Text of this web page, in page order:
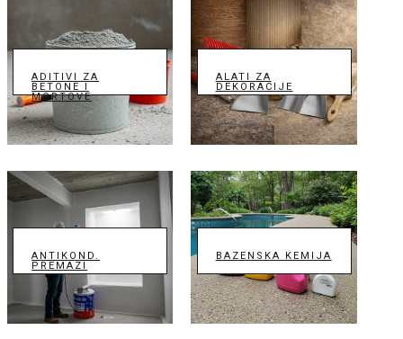
ADITIVI ZA
BETONE I
MORTOVE
ALATI ZA
DEKORACIJE
ANTIKOND.
PREMAZI
BAZENSKA KEMIJA